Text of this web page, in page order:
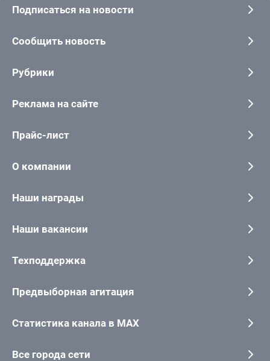
Подписаться на новости
Сообщить новость
Рубрики
Реклама на сайте
Прайс-лист
О компании
Наши награды
Наши вакансии
Техподдержка
Предвыборная агитация
Статистика канала в MAX
Все города сети